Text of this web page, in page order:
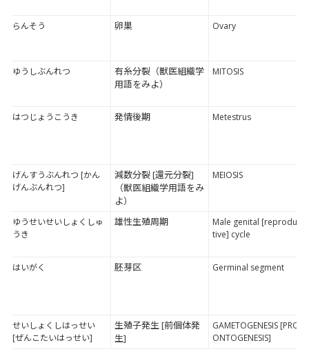
らんそう 卵巣 Ovary
ゆうしぶんれつ
有糸分裂（獣医組織学
用語をみよ）
MITOSIS
はつじょうこうき 発情後期 Metestrus
げんすうぶんれつ [かん
げんぶんれつ]
減数分裂 [還元分裂]
（獣医組織学用語をみ
よ）
MEIOSIS
ゆうせいせいしょくしゅ
うき
雄性生殖周期
Male genital [reproduc
tive] cycle
はいがく 胚芽区 Germinal segment
せいしょくしはっせい
[ぜんこたいはっせい]
生殖子発生 [前個体発
生]
GAMETOGENESIS [PRO-
ONTOGENESIS]